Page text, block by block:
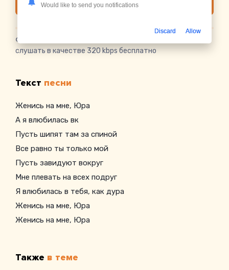
Скачать
Скачать песню MISS PRIME - Как дура
слушать в качестве 320 kbps бесплатно
Текст песни
Женись на мне, Юра
А я влюбилась вк
Пусть шипят там за спиной
Все равно ты только мой
Пусть завидуют вокруг
Мне плевать на всех подруг
Я влюбилась в тебя, как дура
Женись на мне, Юра
Женись на мне, Юра
Но ты стойкий характер нордический
Также в теме
Would like to send you notifications
Discard Allow